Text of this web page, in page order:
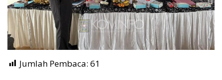
Jumlah Pembaca: 61